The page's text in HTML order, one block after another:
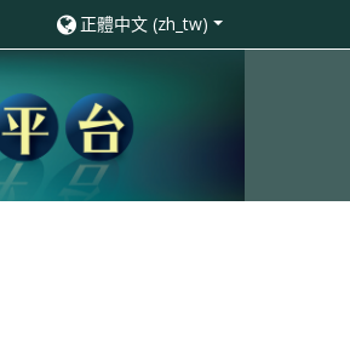
正體中文 ‎(zh_tw)‎